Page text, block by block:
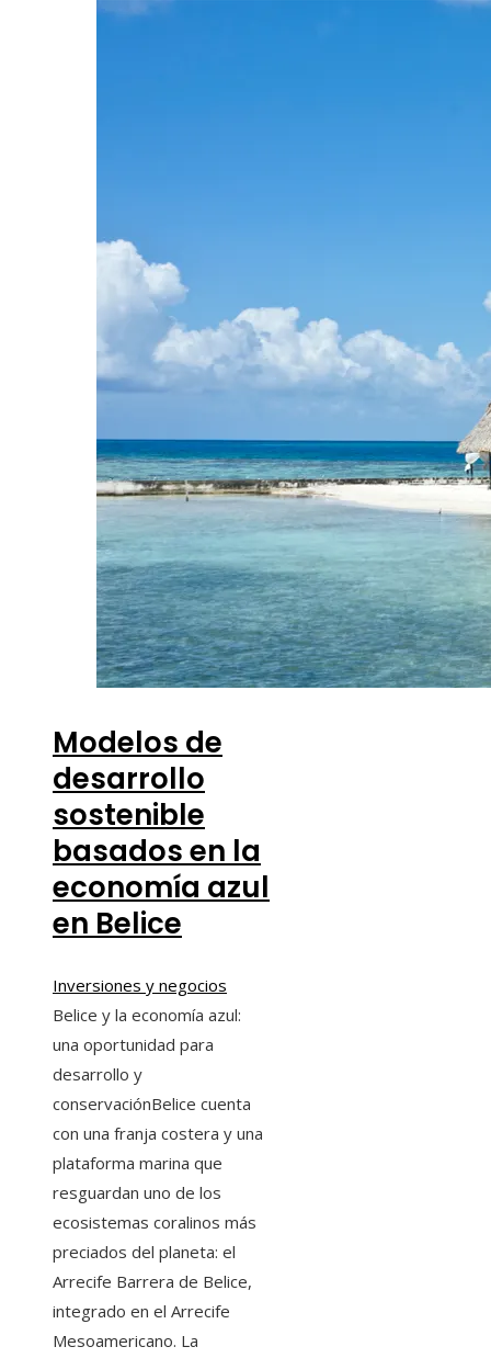
Modelos de
desarrollo
sostenible
basados en la
economía azul
en Belice
Inversiones y negocios
Belice y la economía azul:
una oportunidad para
desarrollo y
conservaciónBelice cuenta
con una franja costera y una
plataforma marina que
resguardan uno de los
ecosistemas coralinos más
preciados del planeta: el
Arrecife Barrera de Belice,
integrado en el Arrecife
Mesoamericano. La